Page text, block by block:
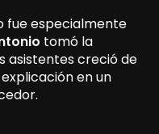
fue especialmente
tomó la
asistentes creció de
en un